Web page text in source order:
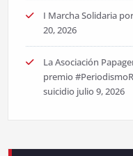
I Marcha Solidaria
20, 2026
La Asociación
premio
suicidio julio 9, 2026